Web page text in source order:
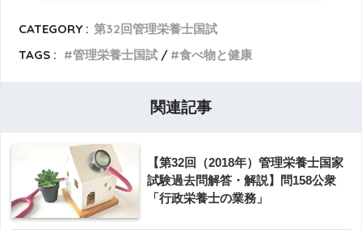
CATEGORY : 第32回管理栄養士国試
TAGS :
管理栄養士国試 食べ物と健康
関連記事
【第32回（2018年）管理栄養士国家
試験過去問解答・解説】問158公衆
「行政栄養士の業務」